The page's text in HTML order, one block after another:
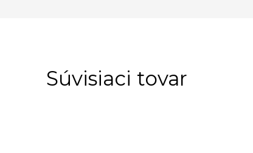
Súvisiaci tovar